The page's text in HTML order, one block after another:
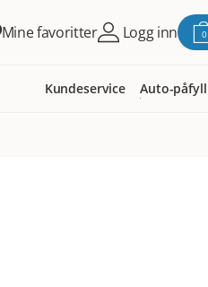
Mine favoritter Logg inn 0
Kundeservice Auto-påfyll